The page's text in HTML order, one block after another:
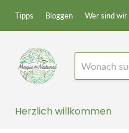
Tipps Bloggen Wer sind wir
Herzlich willkommen